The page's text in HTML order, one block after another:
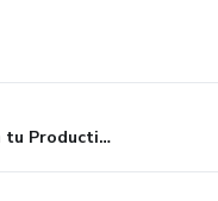
Aumenta tu Productividad Fuera de la Oficina